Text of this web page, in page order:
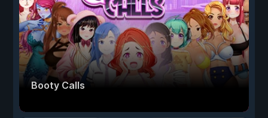
Booty Calls